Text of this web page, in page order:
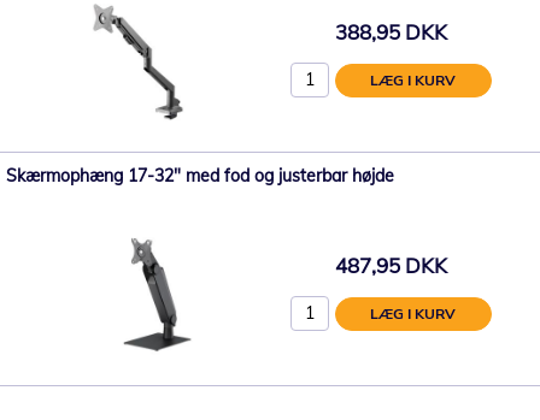
388,95 DKK
LÆG I KURV
Skærmophæng 17-32" med fod og justerbar højde
487,95 DKK
LÆG I KURV